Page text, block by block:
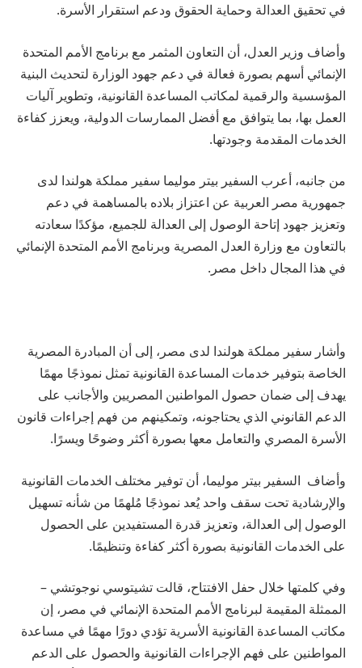
في تحقيق العدالة وحماية الحقوق ودعم استقرار الأسرة.
وأضاف وزير العدل، أن التعاون المثمر مع برنامج الأمم المتحدة
الإنمائي أسهم بصورة فعالة في دعم جهود الوزارة لتحديث البنية
المؤسسية والرقمية لمكاتب المساعدة القانونية، وتطوير آليات
العمل بها، بما يتوافق مع أفضل الممارسات الدولية، ويعزز كفاءة
الخدمات المقدمة وجودتها.
من جانبه، أعرب السفير بيتر موليما سفير مملكة هولندا لدى
جمهورية مصر العربية عن اعتزاز بلاده بالمساهمة في دعم
وتعزيز جهود إتاحة الوصول إلى العدالة للجميع، مؤكدًا سعادته
بالتعاون مع وزارة العدل المصرية وبرنامج الأمم المتحدة الإنمائي
في هذا المجال داخل مصر.
وأشار سفير مملكة هولندا لدى مصر، إلى أن المبادرة المصرية
الخاصة بتوفير خدمات المساعدة القانونية تمثل نموذجًا مهمًا
يهدف إلى ضمان حصول المواطنين المصريين والأجانب على
الدعم القانوني الذي يحتاجونه، وتمكينهم من فهم إجراءات قانون
الأسرة المصري والتعامل معها بصورة أكثر وضوحًا ويسرًا.
وأضاف السفير بيتر موليما، أن توفير مختلف الخدمات القانونية
والإرشادية تحت سقف واحد يُعد نموذجًا مُلهمًا من شأنه تسهيل
الوصول إلى العدالة، وتعزيز قدرة المستفيدين على الحصول
على الخدمات القانونية بصورة أكثر كفاءة وتنظيمًا.
وفي كلمتها خلال حفل الافتتاح، قالت تشيتوسي نوجوتشي –
الممثلة المقيمة لبرنامج الأمم المتحدة الإنمائي في مصر، إن
مكاتب المساعدة القانونية الأسرية تؤدي دورًا مهمًا في مساعدة
المواطنين على فهم الإجراءات القانونية والحصول على الدعم